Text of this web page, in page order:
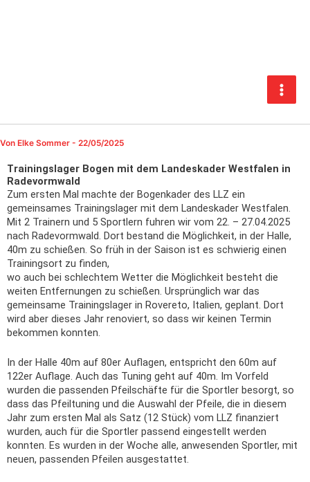
Von Elke Sommer - 22/05/2025
Trainingslager Bogen mit dem Landeskader Westfalen in
Radevormwald
Zum ersten Mal machte der Bogenkader des LLZ ein
gemeinsames Trainingslager mit dem Landeskader Westfalen.
Mit 2 Trainern und 5 Sportlern fuhren wir vom 22. – 27.04.2025
nach Radevormwald. Dort bestand die Möglichkeit, in der Halle,
40m zu schießen. So früh in der Saison ist es schwierig einen
Trainingsort zu finden,
wo auch bei schlechtem Wetter die Möglichkeit besteht die
weiten Entfernungen zu schießen. Ursprünglich war das
gemeinsame Trainingslager in Rovereto, Italien, geplant. Dort
wird aber dieses Jahr renoviert, so dass wir keinen Termin
bekommen konnten.
In der Halle 40m auf 80er Auflagen, entspricht den 60m auf
122er Auflage. Auch das Tuning geht auf 40m. Im Vorfeld
wurden die passenden Pfeilschäfte für die Sportler besorgt, so
dass das Pfeiltuning und die Auswahl der Pfeile, die in diesem
Jahr zum ersten Mal als Satz (12 Stück) vom LLZ finanziert
wurden, auch für die Sportler passend eingestellt werden
konnten. Es wurden in der Woche alle, anwesenden Sportler, mit
neuen, passenden Pfeilen ausgestattet.